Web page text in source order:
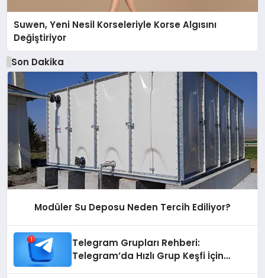
Suwen, Yeni Nesil Korseleriyle Korse Algısını
Değiştiriyor
Son Dakika
Modüler Su Deposu Neden Tercih Ediliyor?
Telegram Grupları Rehberi:
Telegram’da Hızlı Grup Keşfi İçin